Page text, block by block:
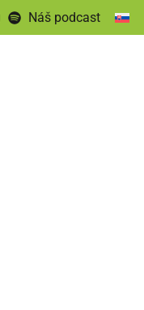
Náš podcast